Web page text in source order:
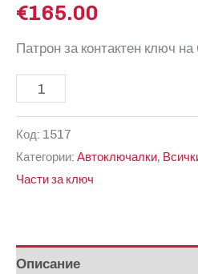
€165.00
Патрон за контактен ключ на
количество
Патрон
за
контактен
Opel
Код: 1517
Категории: Автоключалки,
Части за ключ
Описание